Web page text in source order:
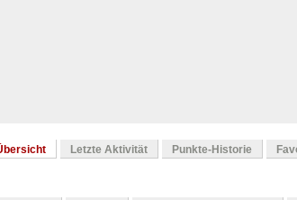
Letzte Aktivität Punkte-Historie